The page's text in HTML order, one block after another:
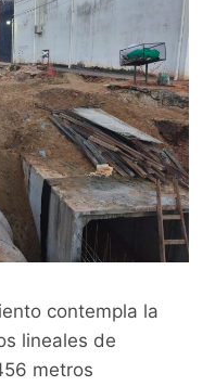
contempla la
lineales de
metros